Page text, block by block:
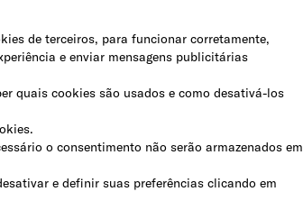
de terceiros, para funcionar corretamente,
e enviar mensagens publicitárias
quais cookies são usados e como desativá-los
o consentimento não serão armazenados em
e definir suas preferências clicando em